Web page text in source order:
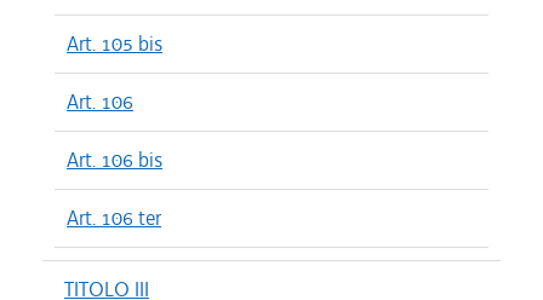
Art. 105 bis
Art. 106
Art. 106 bis
Art. 106 ter
TITOLO III